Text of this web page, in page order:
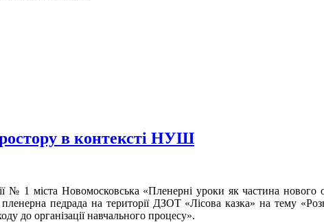
в контексті НУШ
№ 1 міста Новомосковська «Пленерні уроки як частина нового
педрада на території ДЗОТ «Лісова казка» на тему
до організації навчального процесу».